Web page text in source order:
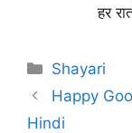
हर
Categories
Shayari
Happy
Hindi